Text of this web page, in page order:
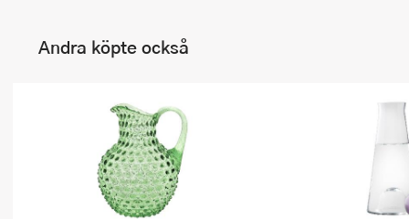
Andra köpte också